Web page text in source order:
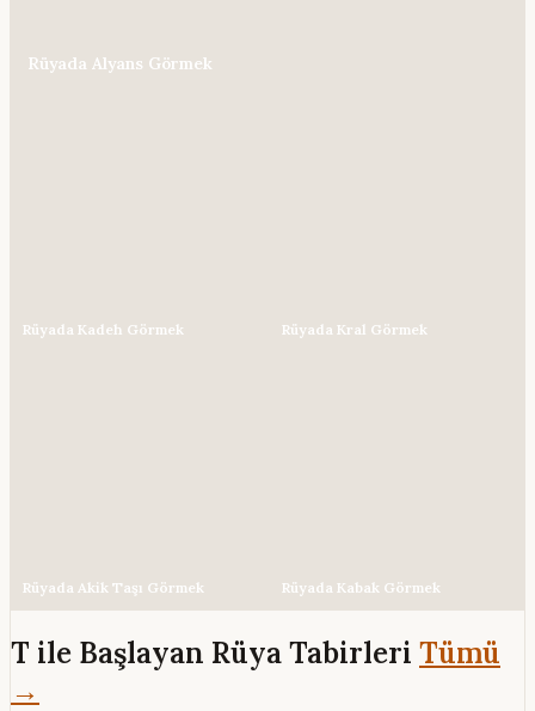
Rüyada Alyans Görmek
Rüyada Kadeh Görmek Rüyada Kral Görmek
Rüyada Akik Taşı Görmek Rüyada Kabak Görmek
T ile Başlayan Rüya Tabirleri Tümü
→